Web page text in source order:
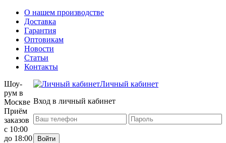
О нашем производстве
Доставка
Гарантия
Оптовикам
Новости
Статьи
Контакты
Личный кабинет
Вход в личный кабинет
Шоу-
рум в
Москве
Приём
заказов
с 10:00
до 18:00